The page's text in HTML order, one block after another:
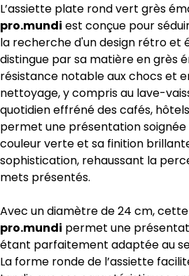
L’assiette plate rond vert grès
pro.mundi est conçue pour
la recherche d'un design rétro et
distingue par sa matière en grès
résistance notable aux chocs et
nettoyage, y compris au lave-
quotidien effréné des cafés,
permet une présentation soignée
couleur verte et sa finition
sophistication, rehaussant la
mets présentés.
Avec un diamètre de 24 cm,
pro.mundi permet une
étant parfaitement adaptée au
La forme ronde de l’assiette